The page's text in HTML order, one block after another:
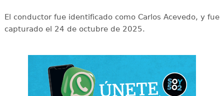
El conductor fue identificado como Carlos Acevedo, y fue
capturado el 24 de octubre de 2025.